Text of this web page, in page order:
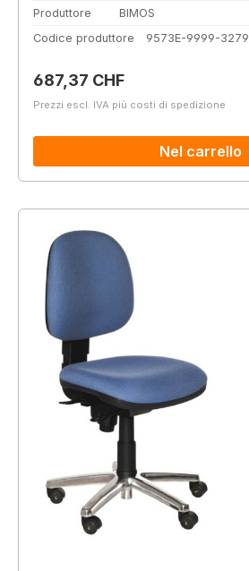
Produttore
BIMOS
Codice produttore
9573E-9999-3279
Prezzo normale:
687,37 CHF
Prezzi escl. IVA più costi di spedizione
Nel carrello